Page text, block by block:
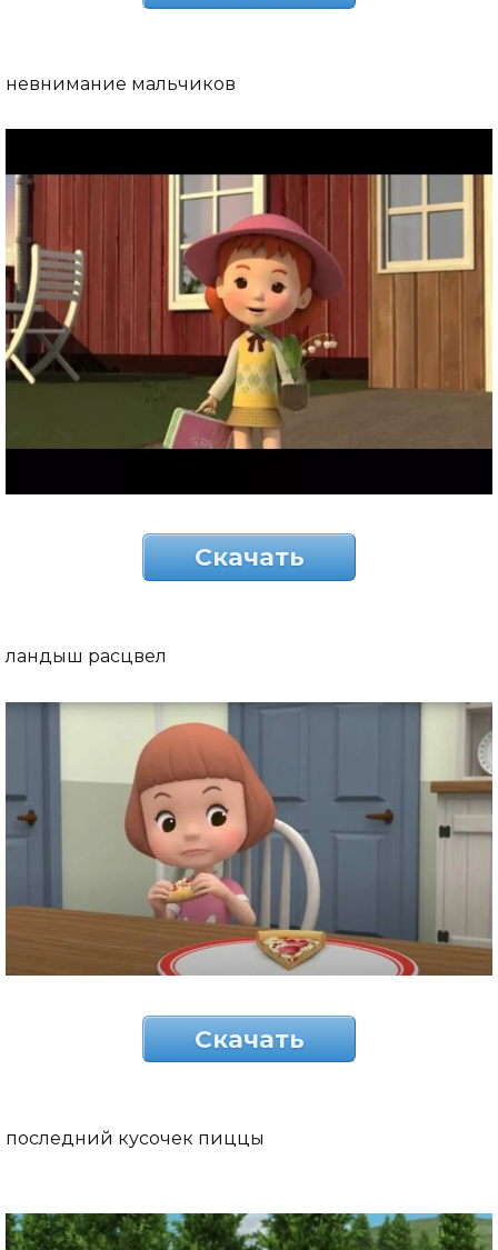
невнимание мальчиков
Скачать
ландыш расцвел
Скачать
последний кусочек пиццы